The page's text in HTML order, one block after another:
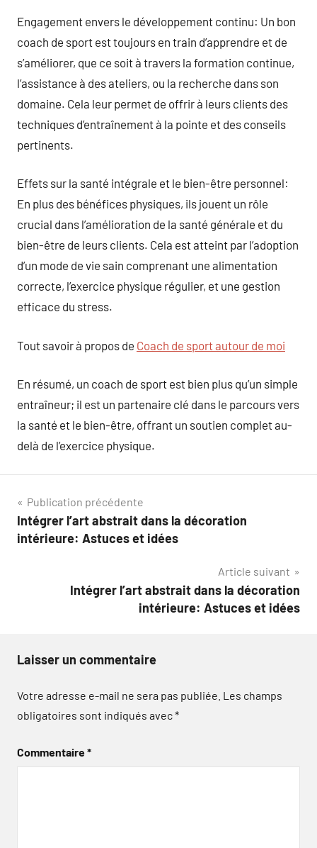
Engagement envers le développement continu: Un bon
coach de sport est toujours en train d’apprendre et de
s’améliorer, que ce soit à travers la formation continue,
l’assistance à des ateliers, ou la recherche dans son
domaine. Cela leur permet de offrir à leurs clients des
techniques d’entraînement à la pointe et des conseils
pertinents.
Effets sur la santé intégrale et le bien-être personnel:
En plus des bénéfices physiques, ils jouent un rôle
crucial dans l’amélioration de la santé générale et du
bien-être de leurs clients. Cela est atteint par l’adoption
d’un mode de vie sain comprenant une alimentation
correcte, l’exercice physique régulier, et une gestion
efficace du stress.
Tout savoir à propos de Coach de sport autour de moi
En résumé, un coach de sport est bien plus qu’un simple
entraîneur; il est un partenaire clé dans le parcours vers
la santé et le bien-être, offrant un soutien complet au-
delà de l’exercice physique.
Navigation
de
Publication précédente
Intégrer l’art abstrait dans la décoration
intérieure: Astuces et idées
Article suivant
Intégrer l’art abstrait dans la décoration
intérieure: Astuces et idées
Laisser un commentaire
Votre adresse e-mail ne sera pas publiée. Les champs
obligatoires sont indiqués avec*
Commentaire*